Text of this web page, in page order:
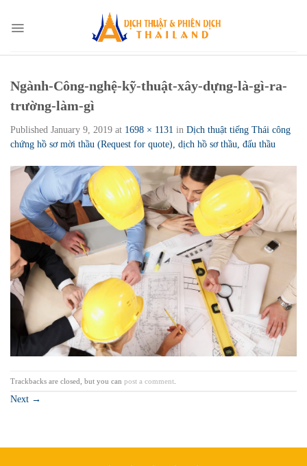
content
Ngành-Công-nghệ-kỹ-thuật-xây-dựng-là-gì-ra-
trường-làm-gì
Published January 9, 2019 at 1698 × 1131 in Dịch thuật tiếng Thái công
chứng hồ sơ mời thầu (Request for quote), dịch hồ sơ thầu, đấu thầu
Trackbacks are closed, but you can post a comment
Next →